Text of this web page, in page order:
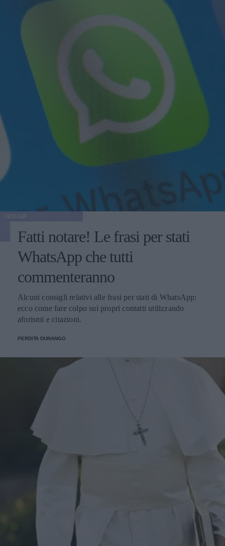
Fatti notare! Le frasi per stati
WhatsApp che tutti
commenteranno
Alcuni consigli relativi alle frasi per stati di WhatsApp:
ecco come fare colpo sui propri contatti utilizzando
aforismi e citazioni.
PERDITA DURANGO